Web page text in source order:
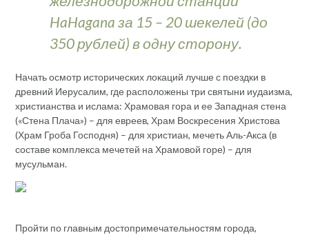
HaHagana за 15 – 20 шекелей (до
350 рублей) в одну сторону.
Начать осмотр исторических локаций лучше с поездки в
древний Иерусалим, где расположены три святыни иудаизма,
христианства и ислама: Храмовая гора и ее Западная стена
(«Стена Плача») – для евреев, Храм Воскресения Христова
(Храм Гроба Господня) – для христиан, мечеть Аль-Акса (в
составе комплекса мечетей на Храмовой горе) – для
мусульман.
Пройти по главным достопримечательностям города,